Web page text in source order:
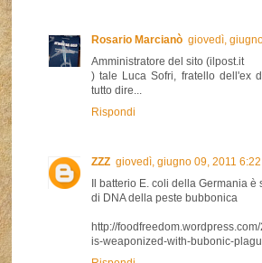
Rosario Marcianò giovedì,
Amministratore del sito (ilpost.it
) tale Luca Sofri, fratello dell'ex
tutto dire...
Rispondi
ZZZ giovedì, giugno 09, 2011
Il batterio E. coli della Germania
di DNA della peste bubbonica
http://
is-weaponized-with-bubonic-